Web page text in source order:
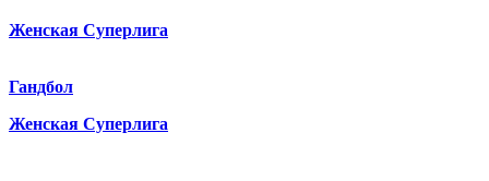
Женская Суперлига
Гандбол
Женская Суперлига